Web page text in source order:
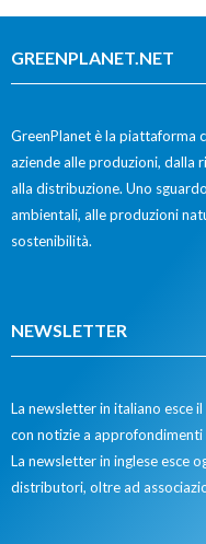
GREENPLANET.NET
GreenPlanet è la piattaforma
aziende alle produzioni, dalla
alla distribuzione. Uno
ambientali, alle produzioni
sostenibilità.
NEWSLETTER
La newsletter in italiano esce
con notizie a approfondimenti
La newsletter in inglese esce
distributori, oltre ad